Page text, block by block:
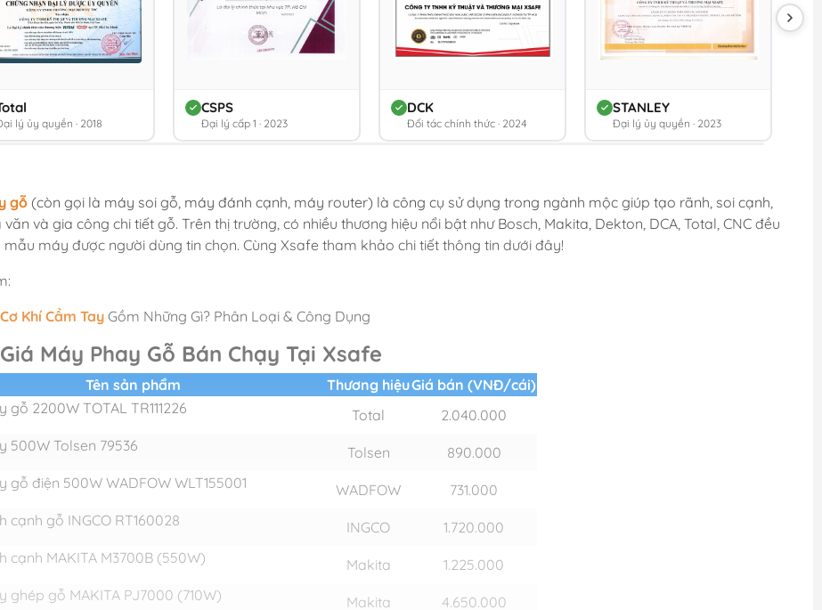
lý ủy quyền · 2018
CSPS
Đại lý cấp 1 · 2023
DCK
Đối tác chính thức · 2024
STANLEY
Đại lý ủy quyền · 2023
gỗ (còn gọi là máy soi gỗ, máy đánh cạnh, máy router) là công cụ sử dụng trong ngành mộc giúp tạo rãnh, soi cạnh,
và gia công chi tiết gỗ. Trên thị trường, có nhiều thương hiệu nổi bật như Bosch, Makita, Dekton, DCA, Total, CNC đều
mẫu máy được người dùng tin chọn. Cùng Xsafe tham khảo chi tiết thông tin dưới đây!
Khí Cầm TayGồm Những Gì? Phân Loại & Công Dụng
Máy Phay Gỗ Bán Chạy Tại Xsafe
Tên sản phẩm Thương hiệuGiá bán (VNĐ/cái)
gỗ 2200W TOTAL TR111226
Total
2.040.000
500W Tolsen 79536
Tolsen
890.000
gỗ điện 500W WADFOW WLT155001
WADFOW
731.000
cạnh gỗ INGCO RT160028
INGCO
1.720.000
cạnh MAKITA M3700B (550W)
Makita
1.225.000
ghép gỗ MAKITA PJ7000 (710W)
Makita 4.650.000